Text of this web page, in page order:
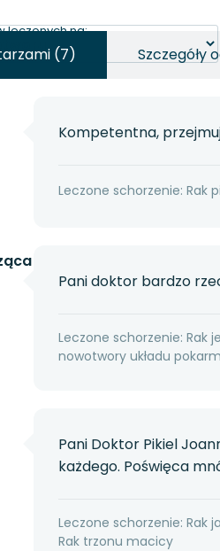
leczonych na:
(7) Szczegóły
Kompetentna,
Leczone schorzenie: Rak
Pani doktor bardzo
Leczone schorzenie: Rak
nowotwory układu
Pani Doktor Pikiel
każdego. Poświęca
Leczone schorzenie: Rak
Rak trzonu macicy